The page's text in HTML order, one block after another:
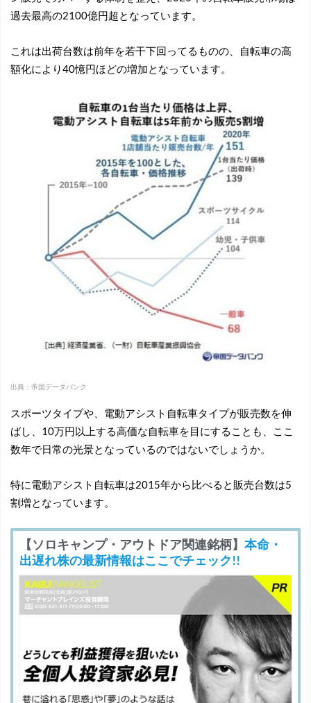
過去最高の2100億円超となっています。
これは出荷台数は前年を若干下回ってるものの、自転車の高
額化により40憶円ほどの増加となっています。
出典：帝国データバンク
スポーツタイプや、電動アシスト自転車タイプが販売数を伸
ばし、10万円以上する高価な自転車を目にすることも、ここ
数年で日常の光景となっているのではないでしょうか。
特に電動アシスト自転車は2015年から比べると販売台数は5
割増となっています。
【ソロキャンプ・アウトドア関連銘柄】 本命・
出遅れ株の最新情報はここでチェック!!